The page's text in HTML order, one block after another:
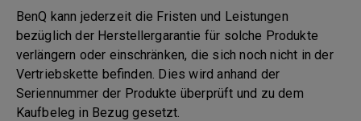
BenQ kann jederzeit die Fristen und Leistungen
bezüglich der Herstellergarantie für solche Produkte
verlängern oder einschränken, die sich noch nicht in der
Vertriebskette befinden. Dies wird anhand der
Seriennummer der Produkte überprüft und zu dem
Kaufbeleg in Bezug gesetzt.